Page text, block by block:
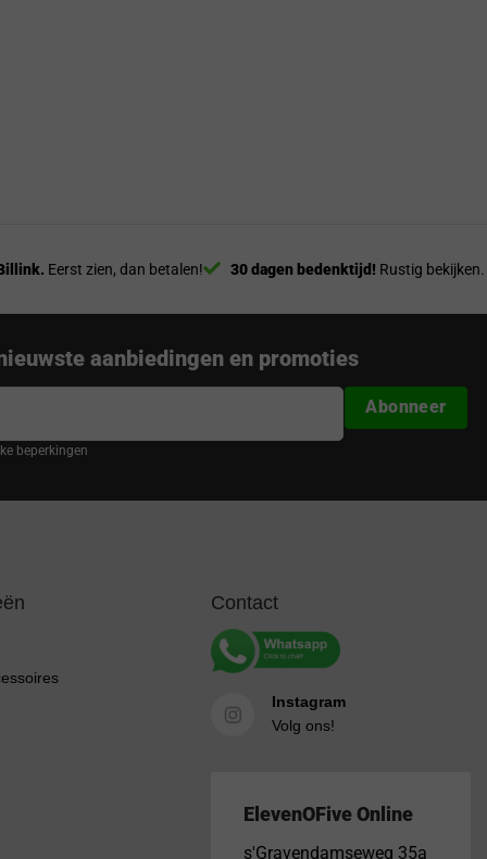
Eerst zien, dan betalen! 30 dagen bedenktijd! Rustig bekijken.
aanbiedingen en promoties
beperkingen
Abonneer
Contact
Instagram
Volg ons!
ElevenOFive Online
s'Gravendamseweg 35a